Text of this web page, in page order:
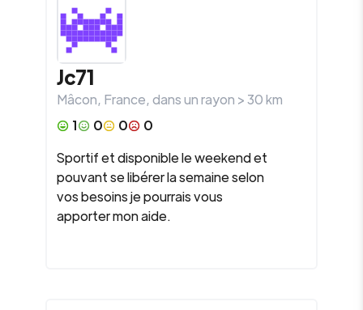
Jc71
Mâcon, France, dans un rayon >30km
1
0 0
0
Sportif et disponible le weekend et
pouvant se libérer la semaine selon
vos besoins je pourrais vous
apporter mon aide.